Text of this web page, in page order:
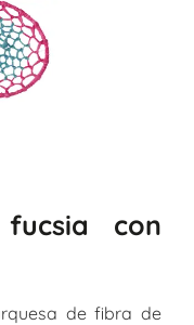
con
de fibra de